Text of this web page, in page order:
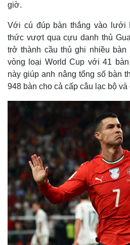
giờ.
Với cú đúp bàn thắng vào lưới
thức vượt qua cựu danh thủ
trở thành cầu thủ ghi nhiều
vòng loại World Cup với 41
này giúp anh nâng tổng số bàn
948 bàn cho cả cấp câu lạc bộ